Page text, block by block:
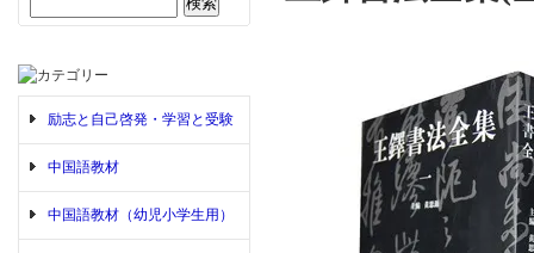
励志と自己啓発・学習と受験
中国語教材
中国語教材（幼児小学生用）